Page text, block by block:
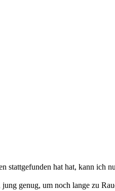
stattgefunden hat hat, kann ich
genug, um noch lange zu